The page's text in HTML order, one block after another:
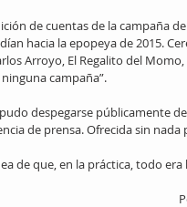
de cuentas de la campaña
hacia la epopeya de 2015.
Arroyo, El Regalito del
campaña”.
despegarse públicamente
de prensa. Ofrecida sin nada
de que, en la práctica, todo